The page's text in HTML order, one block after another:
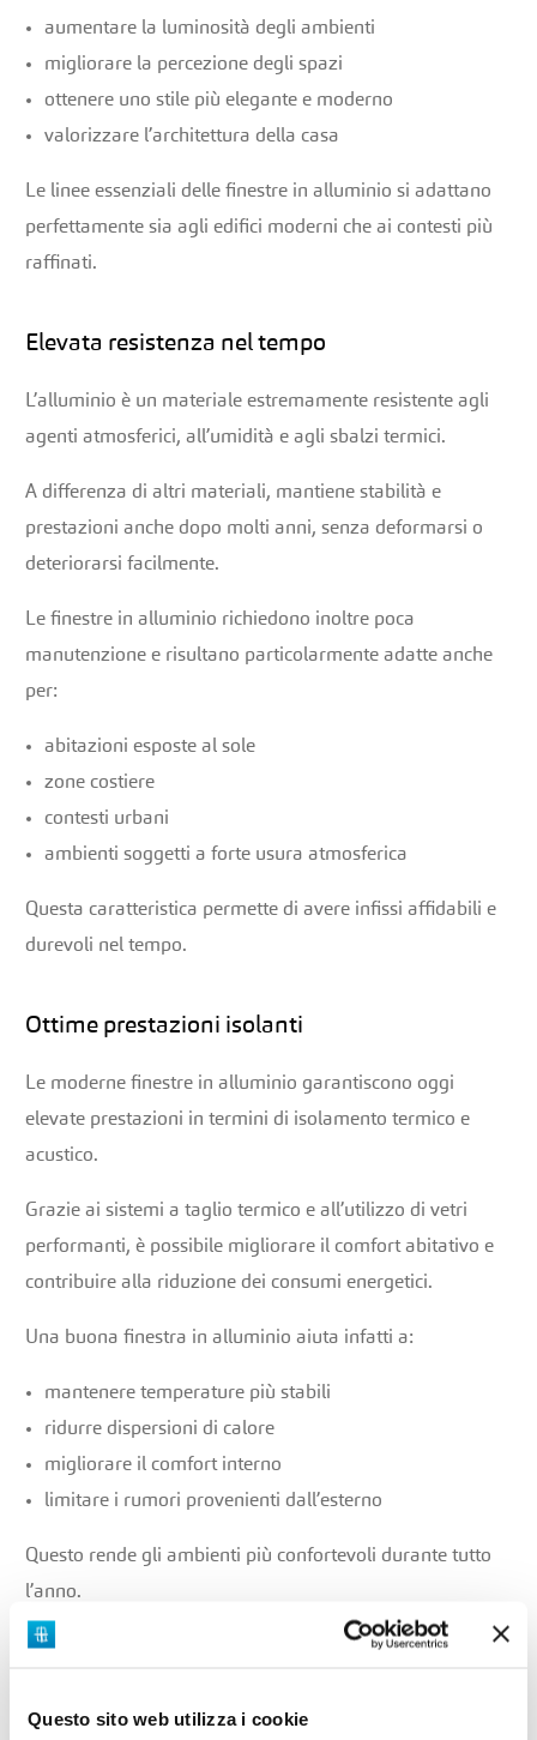
Questo sito web utilizza i cookie
aumentare la luminosità degli ambienti
migliorare la percezione degli spazi
ottenere uno stile più elegante e moderno
valorizzare l’architettura della casa
Le linee essenziali delle finestre in alluminio si adattano
perfettamente sia agli edifici moderni che ai contesti più
raffinati.
Elevata resistenza nel tempo
L’alluminio è un materiale estremamente resistente agli
agenti atmosferici, all’umidità e agli sbalzi termici.
A differenza di altri materiali, mantiene stabilità e
prestazioni anche dopo molti anni, senza deformarsi o
deteriorarsi facilmente.
Le finestre in alluminio richiedono inoltre poca
manutenzione e risultano particolarmente adatte anche
per:
abitazioni esposte al sole
zone costiere
contesti urbani
ambienti soggetti a forte usura atmosferica
Questa caratteristica permette di avere infissi affidabili e
durevoli nel tempo.
Ottime prestazioni isolanti
Le moderne finestre in alluminio garantiscono oggi
elevate prestazioni in termini di isolamento termico e
acustico.
Grazie ai sistemi a taglio termico e all’utilizzo di vetri
performanti, è possibile migliorare il comfort abitativo e
contribuire alla riduzione dei consumi energetici.
Una buona finestra in alluminio aiuta infatti a:
mantenere temperature più stabili
ridurre dispersioni di calore
migliorare il comfort interno
limitare i rumori provenienti dall’esterno
Questo rende gli ambienti più confortevoli durante tutto
l’anno.
Le finestre in alluminio offrono numerose possibilità di